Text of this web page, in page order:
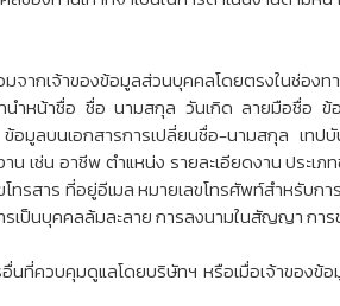
ากเจ้าของข้อมูลส่วนบุคคลโดยตรงในช่อง
ำหน้าชื่อ ชื่อ นามสกุล วันเกิด ลายมือชื่อ ข้
ลบนเอกสารการเปลี่ยนชื่อ-นามสกุล เทป
น เช่น อาชีพ ตำแหน่ง รายละเอียดงาน ประ
ทรสาร ที่อยู่อีเมล หมายเลขโทรศัพท์สำหรับก
รเป็นบุคคลล้มละลาย การลงนามในสัญญา ก
อื่นที่ควบคุมดูแลโดยบริษัทฯ หรือเมื่อเจ้าขอ